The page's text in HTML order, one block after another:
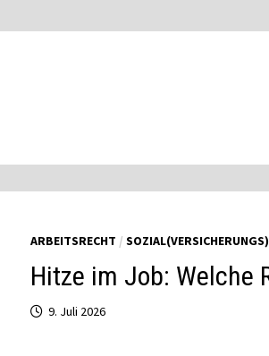
ARBEITSRECHT /
Hitze im Job: Welche
9. Juli 2026